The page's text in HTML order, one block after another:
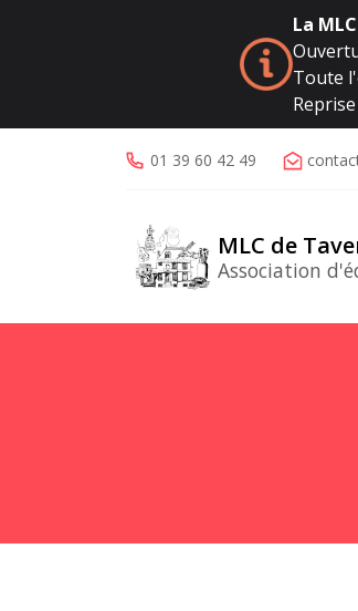
La
Toute
01 39 60 42 49
MLC de
Association